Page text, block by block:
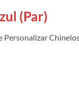
(Par)